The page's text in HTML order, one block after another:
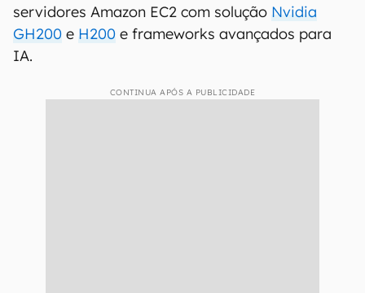
servidores Amazon EC2 com solução Nvidia
GH200 e H200 e frameworks avançados para
IA.
CONTINUA APÓS A PUBLICIDADE